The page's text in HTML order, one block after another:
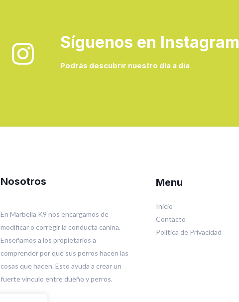
Síguenos en Instagram
Podrás descubrir nuestro día a dia
Nosotros
En Marbella K9 nos encargamos de
modificar o corregir la conducta canina.
Enseñamos a los propietarios a
comprender por qué sus perros hacen las
cosas que hacen. Esto ayuda a crear un
fuerte vínculo entre dueño y perros.
Menu
Inicio
Contacto
Politica de Privacidad